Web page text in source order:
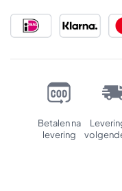
Betalen na
levering